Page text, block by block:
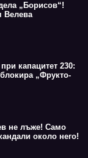
„Борисов“!
Велева
капацитет 230:
„Фрукто-
не лъже! Само
около него!